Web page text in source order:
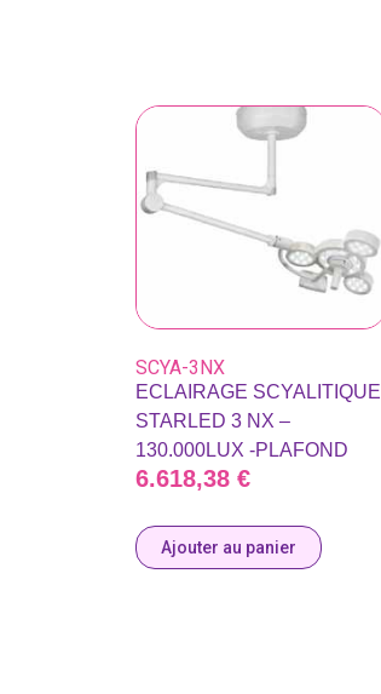
SCYA-3NX
ECLAIRAGE SCYALITIQUE
STARLED 3 NX –
130.000LUX -PLAFOND
6.618,38 €
Ajouter au panier